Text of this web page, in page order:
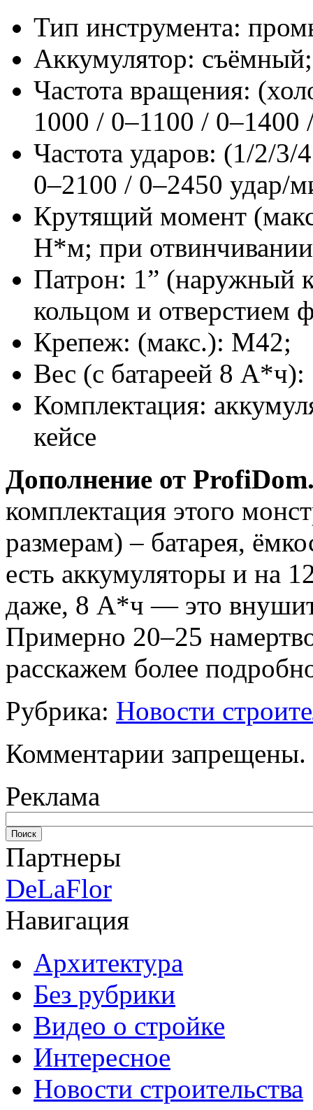
Тип инструмента:
Аккумулятор:
Частота вращения:
1000 / 0–1100 /
Частота ударов: (1/2/3/
0–2100 / 0–2450 удар/
Крутящий момент
Н*м; при
Патрон: 1” (наружный
кольцом и отверстием
Крепеж: (макс.): М42;
Вес (с батареей 8 А*ч):
Комплектация:
кейсе
Дополнение от
комплектация этого
размерам) – батарея,
есть аккумуляторы и на
даже, 8 А*ч — это
Примерно 20–25
расскажем более
Рубрика: Новости
Комментарии запрещены.
Реклама
Партнеры
DeLaFlor
Навигация
Архитектура
Без рубрики
Видео о стройке
Интересное
Новости строительства